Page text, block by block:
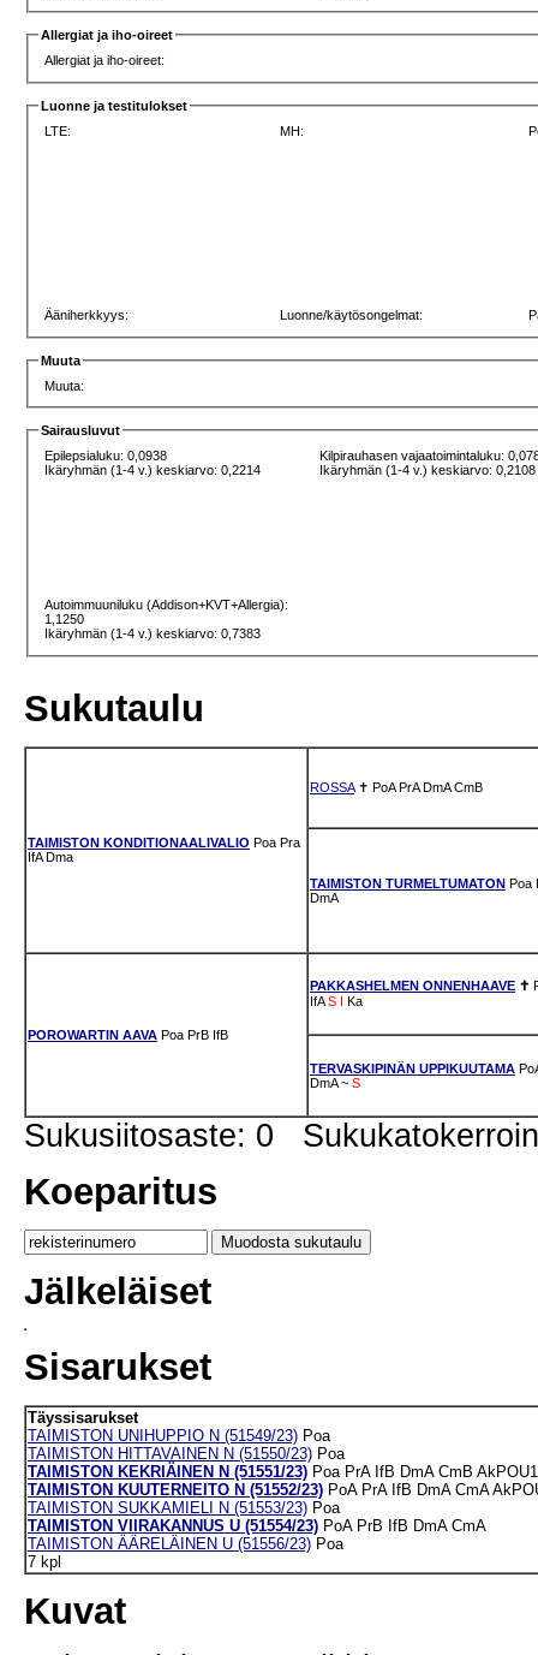
Allergiat ja iho-oireet
Allergiat ja iho-oireet:
Luonne ja testitulokset
LTE:
MH:
Ääniherkkyys: Luonne/käytösongelmat:
Muuta
Muuta:
Sairausluvut
Epilepsialuku: 0,0938
Ikäryhmän (1-4 v.) keskiarvo: 0,2214
Kilpirauhasen vajaatoimintaluku:
Ikäryhmän (1-4 v.) keskiarvo: 0,2108
Autoimmuuniluku (Addison+KVT+Allergia):
1,1250
Ikäryhmän (1-4 v.) keskiarvo: 0,7383
Sukutaulu
TAIMISTON KONDITIONAALIVALIO Poa Pra
IfA Dma
ROSSA✝ PoA PrA DmA CmB
TAIMISTON TURMELTUMATON Poa
DmA
POROWARTIN AAVA Poa PrB IfB
PAKKASHELMEN ONNENHAAVE ✝
IfA S I Ka
TERVASKIPINÄN UPPIKUUTAMA
DmA ~ S
Sukusiitosaste: 0
Koeparitus
Jälkeläiset
Sisarukset
Täyssisarukset
TAIMISTON UNIHUPPIO N (51549/23) Poa
TAIMISTON HITTAVAINEN N (51550/23) Poa
TAIMISTON KEKRIÄINEN N (51551/23) Poa PrA IfB DmA CmB
TAIMISTON KUUTERNEITO N (51552/23) PoA PrA IfB DmA CmA
TAIMISTON SUKKAMIELI N (51553/23) Poa
TAIMISTON VIIRAKANNUS U (51554/23) PoA PrB IfB DmA CmA
TAIMISTON ÄÄRELÄINEN U (51556/23) Poa
7 kpl
Kuvat